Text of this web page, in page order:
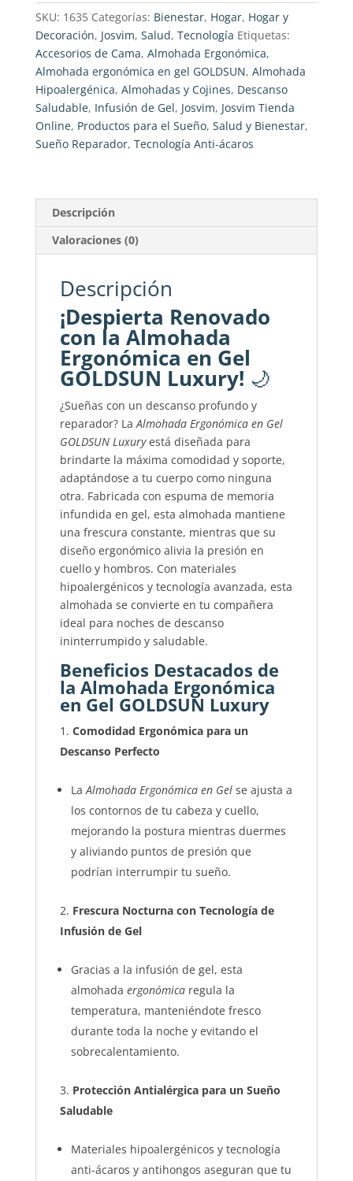
cantidad
SKU: 1635 Categorías: Bienestar, Hogar, Hogar y
Decoración, Josvim, Salud, Tecnología Etiquetas:
Accesorios de Cama, Almohada Ergonómica,
Almohada ergonómica en gel GOLDSUN, Almohada
Hipoalergénica, Almohadas y Cojines, Descanso
Saludable, Infusión de Gel, Josvim, Josvim Tienda
Online, Productos para el Sueño, Salud y Bienestar,
Sueño Reparador, Tecnología Anti-ácaros
Descripción
Valoraciones (0)
Descripción
¡Despierta Renovado
con la Almohada
Ergonómica en Gel
GOLDSUN Luxury! 🌙
¿Sueñas con un descanso profundo y
reparador? LaAlmohada Ergonómica en Gel
GOLDSUN Luxuryestá diseñada para
brindarte la máxima comodidad y soporte,
adaptándose a tu cuerpo como ninguna
otra. Fabricada con espuma de memoria
infundida en gel, esta almohada mantiene
una frescura constante, mientras que su
diseño ergonómico alivia la presión en
cuello y hombros. Con materiales
hipoalergénicos y tecnología avanzada, esta
almohada se convierte en tu compañera
ideal para noches de descanso
ininterrumpido y saludable.
Beneficios Destacados de
la Almohada Ergonómica
en Gel GOLDSUN Luxury
Comodidad Ergonómica para un
Descanso Perfecto
LaAlmohada Ergonómica en Gelse ajusta a
los contornos de tu cabeza y cuello,
mejorando la postura mientras duermes
y aliviando puntos de presión que
podrían interrumpir tu sueño.
Frescura Nocturna con Tecnología de
Infusión de Gel
Gracias a la infusión de gel, esta
almohada ergonómicaregula la
temperatura, manteniéndote fresco
durante toda la noche y evitando el
sobrecalentamiento.
Protección Antialérgica para un Sueño
Saludable
Materiales hipoalergénicos y tecnología
anti-ácaros y antihongos aseguran que tu